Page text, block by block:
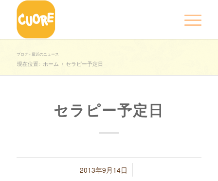
ブログ - 最近のニュース
現在位置: ホーム / セラピー予定日
セラピー予定日
2013年9月14日
/